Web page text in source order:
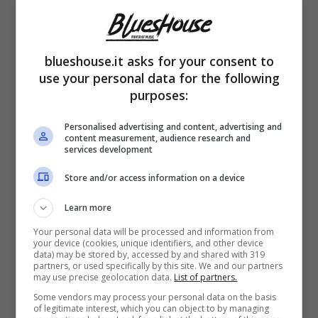
musicista Davide Simonetta
avuto una storia importante. Dopo anni di
relazione, i due si sono detti addio, pur
essendo rimasti in ottimi rapporti. Simonetta,
oggi legato alla migliore amica diChiara
Ferragni, Veronica Ferraro,
suonato alle nozze della cantante di Savona.
La scorsa estate, Annalisa si è sposata in
gran segreto con Francesco Muglia,
manager di alto livello di Costa Crociere
due si sono conosciuti durante un Festival di
blueshouse.it asks for your consent to
use your personal data for the following
purposes:
Personalised advertising and content, advertising and
content measurement, audience research and
services development
Store and/or access information on a device
Learn more
Your personal data will be processed and information from
your device (cookies, unique identifiers, and other device
data) may be stored by, accessed by and shared with 319
partners, or used specifically by this site. We and our partners
may use precise geolocation data. List of partners.
Some vendors may process your personal data on the basis
of legitimate interest, which you can object to by managing